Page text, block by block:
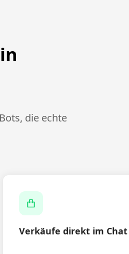
die echte
Verkäufe direkt im